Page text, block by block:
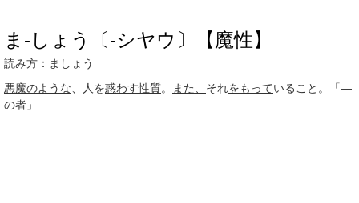
ま‐しょう〔‐シヤウ〕【魔性】
読み方：ましょう
悪魔のような 、人を惑わす性質。 また、 それをもっていること。「―
の者」